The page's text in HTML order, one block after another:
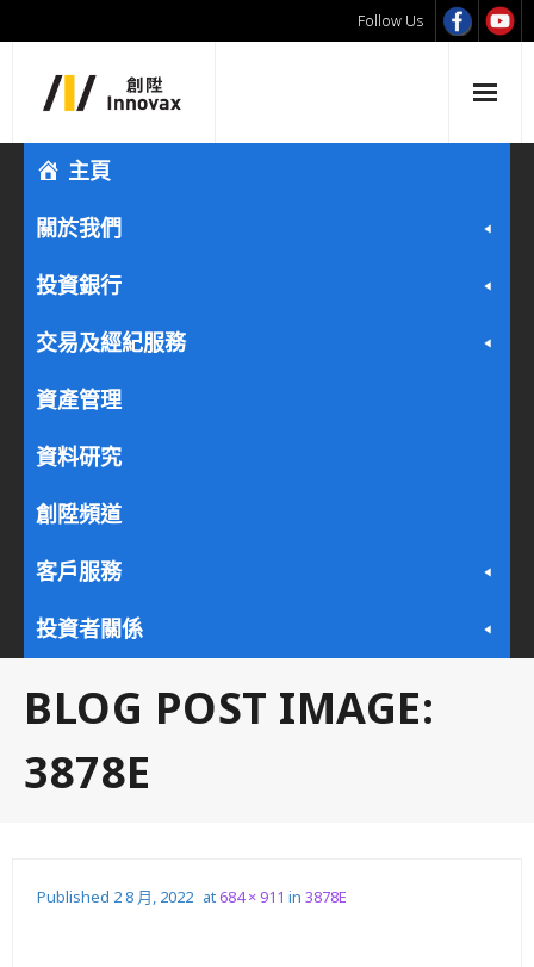
Follow Us
主頁
關於我們
投資銀行
交易及經紀服務
資產管理
資料研究
創陞頻道
客戶服務
投資者關係
BLOG POST IMAGE:
3878E
Published 2 8 月, 2022 at684 × 911 in 3878E